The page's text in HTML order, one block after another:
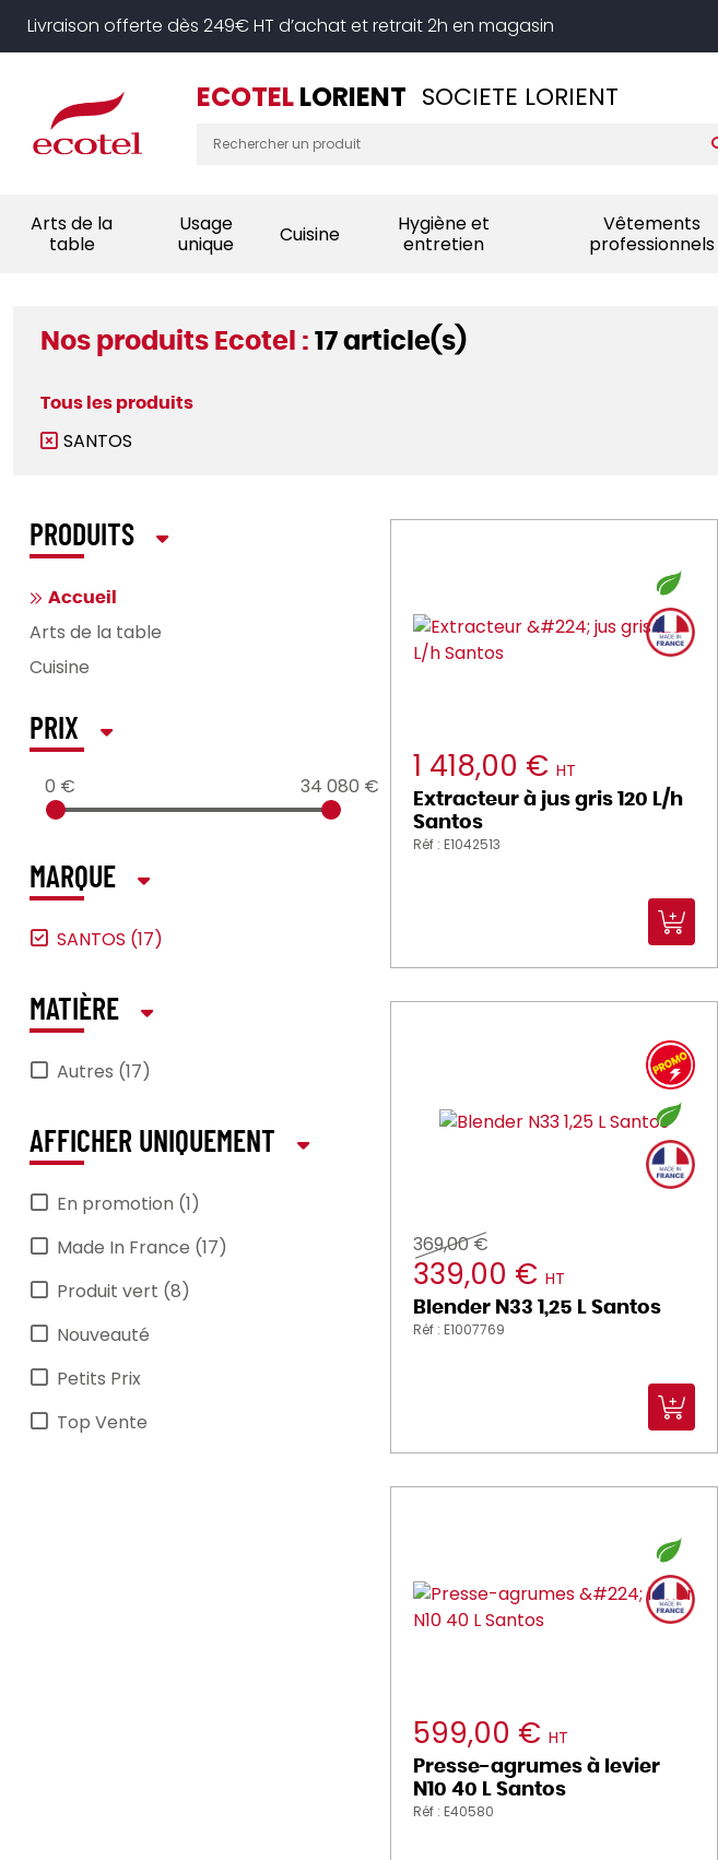
Livraison offerte dès 249€ HT d’achat et retrait 2h en magasin
ECOTELLORIENT SOCIETE LORIENT
Arts de la
table
Usage
unique
Cuisine
Hygiène et
entretien
Vêtements
professionnels
Nos produits Ecotel : 17 article(s)
Tous les produits
SANTOS
PRODUITS
Accueil
Arts de la table
Cuisine
PRIX
0 € 34 080 €
MARQUE
SANTOS (17)
MATIÈRE
Autres (17)
AFFICHER UNIQUEMENT
En promotion (1)
Made In France (17)
Produit vert (8)
Nouveauté
Petits Prix
Top Vente
1 418,00 € HT
Extracteur à jus gris 120 L/h
Santos
Réf : E1042513
369,00 €
339,00 € HT
Blender N33 1,25 L Santos
Réf : E1007769
599,00 € HT
Presse-agrumes à levier
N10 40 L Santos
Réf : E40580
Panneau de gestion des cookies